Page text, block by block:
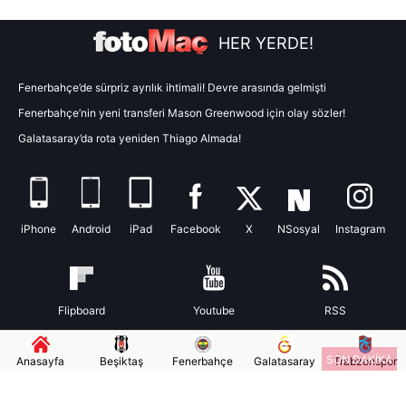
toplumu hizmetlerinin sunulması amacıyla
kullanılmaktadır. Diğer çerezler, sitemizin daha işlevsel
reklam/pazarlama faaliyetlerinin yapılması, amaçlarıyla
sınırlı olarak açık rızanız dahilinde kullanılacaktır.
vasıtasıyla belirleyebilirsiniz. Çerezlere ilişkin detaylı bilgi
için Ayarlar butonuna tıklayabilir,
Çerez Bilgilendirme
hazırlanmış Aydınlatma Metnimizi okumak ve sitemizde
ilgili mevzuata uygun olarak kullanılan çerezlerle ilgili bilgi
SON DAKİKA
HER YERDE!
Fenerbahçe’de sürpriz ayrılık ihtimali! Devre arasında gelmişti
Fenerbahçe’nin yeni transferi Mason Greenwood için olay sözler!
Galatasaray’da rota yeniden Thiago Almada!
iPhone Android iPad Facebook X NSosyal Instagram
Flipboard Youtube RSS
Anasayfa Beşiktaş Fenerbahçe Galatasaray Trabzonspor